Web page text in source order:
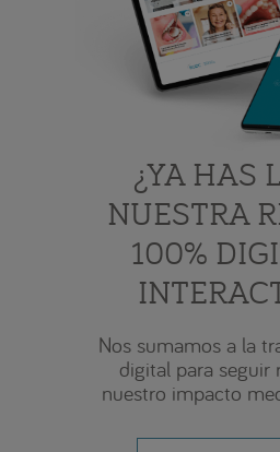
¿YA HAS
NUESTRA
100%
Nos sumamos a la
digital para seguir
nuestro impacto